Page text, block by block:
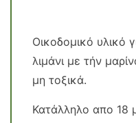
Οικοδομικό υλικό
λιμάνι με τήν
μη τοξικά.
Κατάλληλο απο 18